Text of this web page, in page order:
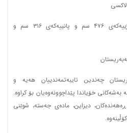
مەلەوانگەی بلو گالاکسی، درێژییەکەی ٤٧٦ سم و پانییەکەی ٣١٦ سم و
چەندین تایبەتمەندییان هەیە و
بەشەکانی خۆیاندا پێداچوونەوەیان بۆ کراوە.
دیزاین، مادەی جەستە، شوێنی